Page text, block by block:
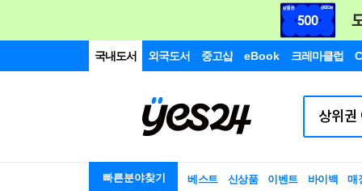
국내도서 외국도서 중고샵 eBook 크레마클럽
빠른분야찾기 베스트 신상품 이벤트 바이백 매